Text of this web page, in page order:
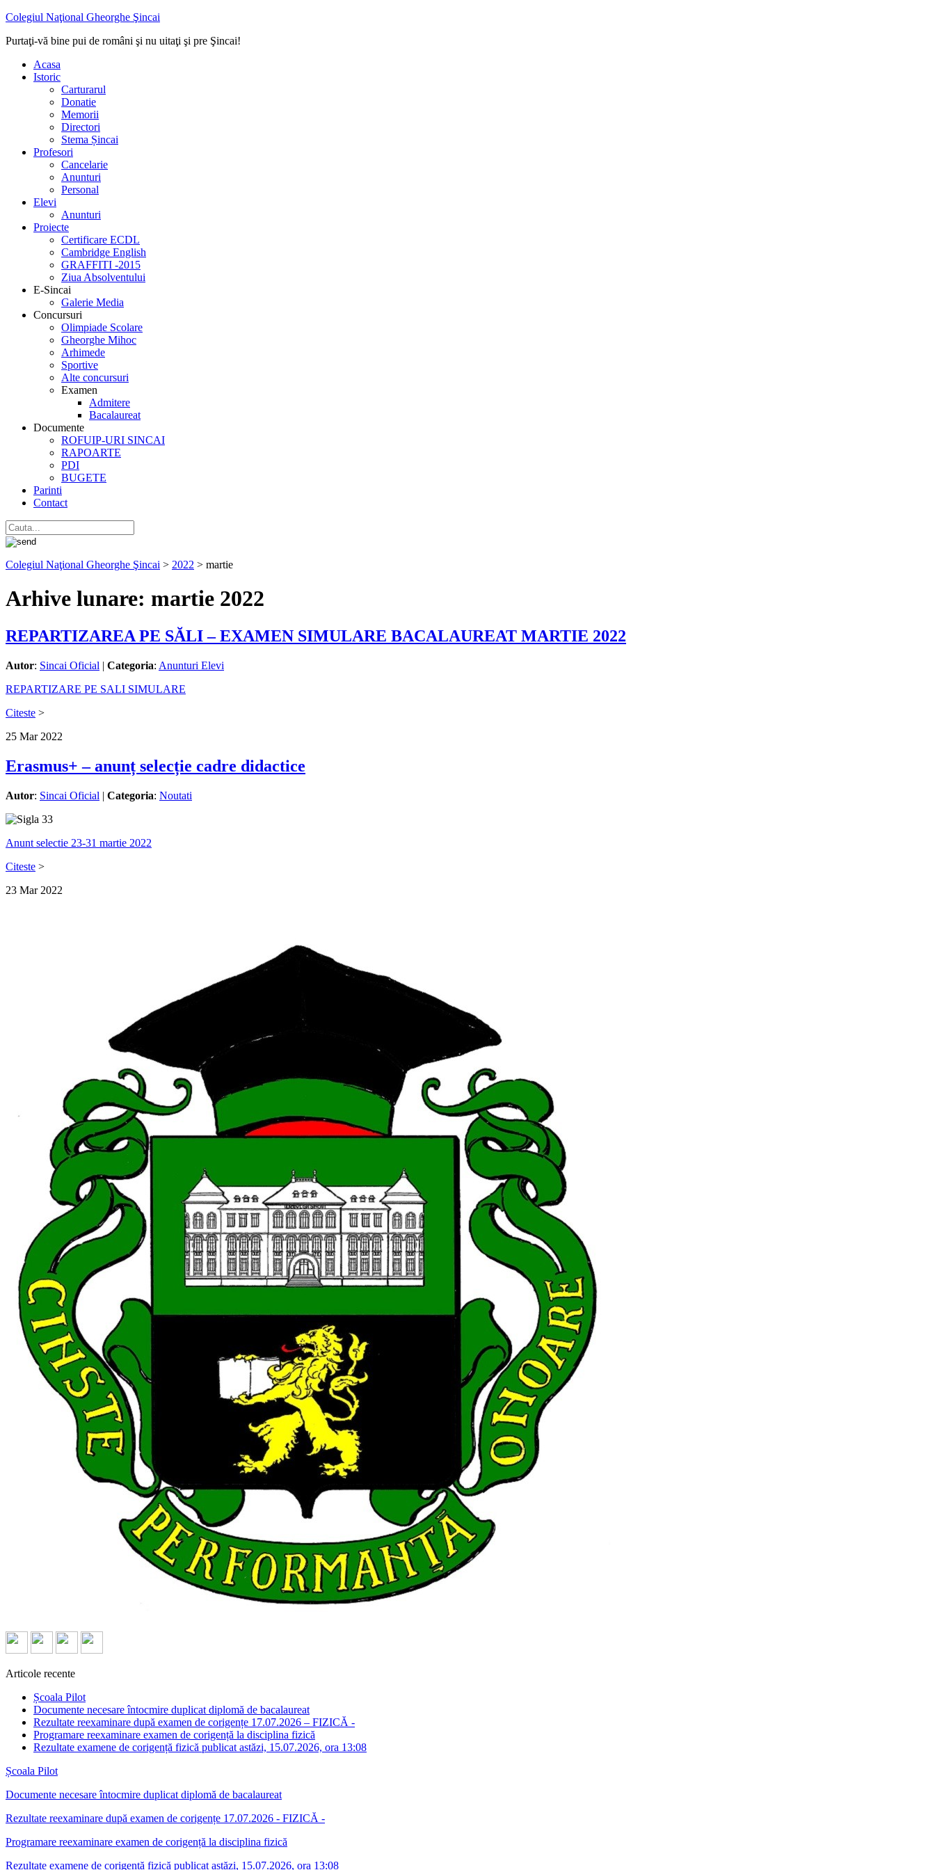
Colegiul Naţional Gheorghe Şincai
Purtaţi-vă bine pui de români şi nu uitaţi şi pre Şincai!
Acasa
Istoric
Carturarul
Donatie
Memorii
Directori
Stema Șincai
Profesori
Cancelarie
Anunturi
Personal
Elevi
Anunturi
Proiecte
Certificare ECDL
Cambridge English
GRAFFITI -2015
Ziua Absolventului
E-Sincai
Galerie Media
Concursuri
Olimpiade Scolare
Gheorghe Mihoc
Arhimede
Sportive
Alte concursuri
Examen
Admitere
Bacalaureat
Documente
ROFUIP-URI SINCAI
RAPOARTE
PDI
BUGETE
Parinti
Contact
Colegiul Naţional Gheorghe Şincai > 2022 > martie
Arhive lunare: martie 2022
REPARTIZAREA PE SĂLI – EXAMEN SIMULARE BACALAUREAT MARTIE 2022
Autor: Sincai Oficial | Categoria: Anunturi Elevi
REPARTIZARE PE SALI SIMULARE
Citeste >
25 Mar 2022
Erasmus+ – anunț selecție cadre didactice
Autor: Sincai Oficial | Categoria: Noutati
Anunt selectie 23-31 martie 2022
Citeste >
23 Mar 2022
Articole recente
Școala Pilot
Documente necesare întocmire duplicat diplomă de bacalaureat
Rezultate reexaminare după examen de corigențe 17.07.2026 – FIZICĂ -
Programare reexaminare examen de corigență la disciplina fizică
Rezultate examene de corigență fizică publicat astăzi, 15.07.2026, ora 13:08
Școala Pilot
Documente necesare întocmire duplicat diplomă de bacalaureat
Rezultate reexaminare după examen de corigențe 17.07.2026 - FIZICĂ -
Programare reexaminare examen de corigență la disciplina fizică
Rezultate examene de corigență fizică publicat astăzi, 15.07.2026, ora 13:08